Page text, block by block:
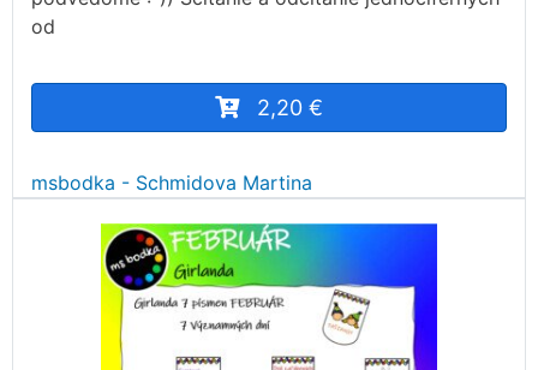
od
2,20 €
msbodka - Schmidova Martina